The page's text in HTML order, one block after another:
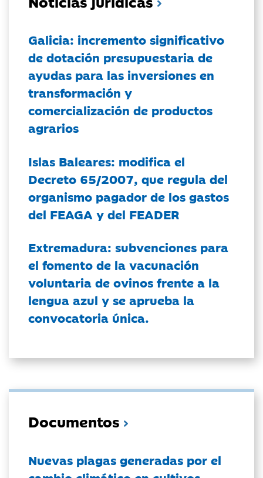
Galicia: incremento significativo
de dotación presupuestaria de
ayudas para las inversiones en
transformación y
comercialización de productos
agrarios
Islas Baleares: modifica el
Decreto 65/2007, que regula del
organismo pagador de los gastos
del FEAGA y del FEADER
Extremadura: subvenciones para
el fomento de la vacunación
voluntaria de ovinos frente a la
lengua azul y se aprueba la
convocatoria única.
Documentos
Nuevas plagas generadas por el